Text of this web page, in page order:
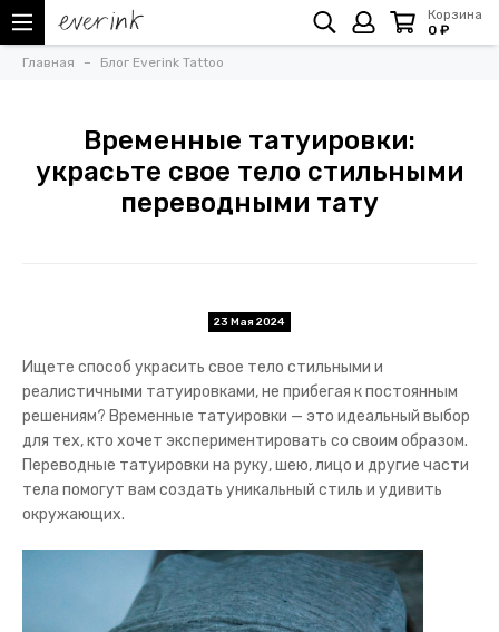
Корзина
0 ₽
Главная Блог Everink Tattoo
Временные татуировки:
украсьте свое тело стильными
переводными тату
23 Мая 2024
Ищете способ украсить свое тело стильными и
реалистичными татуировками, не прибегая к постоянным
решениям? Временные татуировки — это идеальный выбор
для тех, кто хочет экспериментировать со своим образом.
Переводные татуировки на руку, шею, лицо и другие части
тела помогут вам создать уникальный стиль и удивить
окружающих.